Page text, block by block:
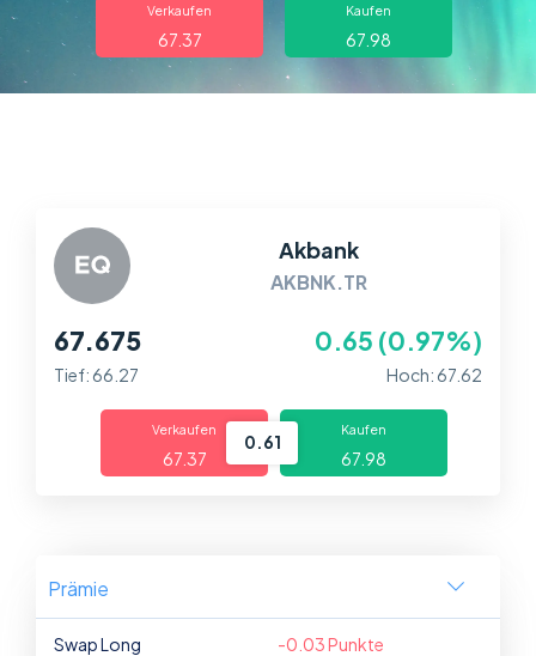
Über uns
Handel
Help Centre
Verkaufen
67.37
Kaufen
67.98
Akbank
AKBNK.TR
67.675 0.65 (0.97%)
Tief: 66.27 Hoch: 67.62
Verkaufen
67.37
0.61
Kaufen
67.98
Prämie
Swap Long -0.03 Punkte